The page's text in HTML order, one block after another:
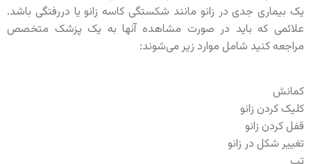
یک بیماری جدی در زانو مانند شکستگی کاسه زانو یا دررفتگی باشد.
علائمی که باید در صورت مشاهده آنها به یک پزشک متخصص
مراجعه کنید شامل موارد زیر می‌شوند:
کمانش
کلیک کردن زانو
قفل کردن زانو
تغییر شکل در زانو